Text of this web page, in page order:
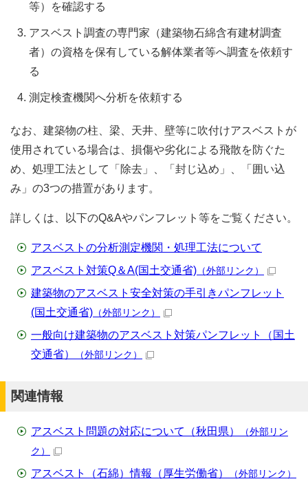
等）を確認する
アスベスト調査の専門家（建築物石綿含有建材調査
者）の資格を保有している解体業者等へ調査を依頼す
る
測定検査機関へ分析を依頼する
なお、建築物の柱、梁、天井、壁等に吹付けアスベストが
使用されている場合は、損傷や劣化による飛散を防ぐた
め、処理工法として「除去」、「封じ込め」、「囲い込
み」の3つの措置があります。
詳しくは、以下のQ&Aやパンフレット等をご覧ください。
アスベストの分析測定機関・処理工法について
アスベスト対策Q＆A(国土交通省) （外部リンク）
建築物のアスベスト安全対策の手引きパンフレット
(国土交通省) （外部リンク）
一般向け建築物のアスベスト対策パンフレット（国土
交通省）
（外部リンク）
関連情報
アスベスト問題の対応について（秋田県）
（外部リン
ク）
アスベスト（石綿）情報（厚生労働省） （外部リンク）